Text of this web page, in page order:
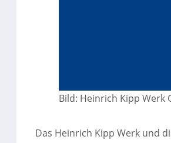
Bild: Heinrich Kipp Werk
Das Heinrich Kipp Werk und